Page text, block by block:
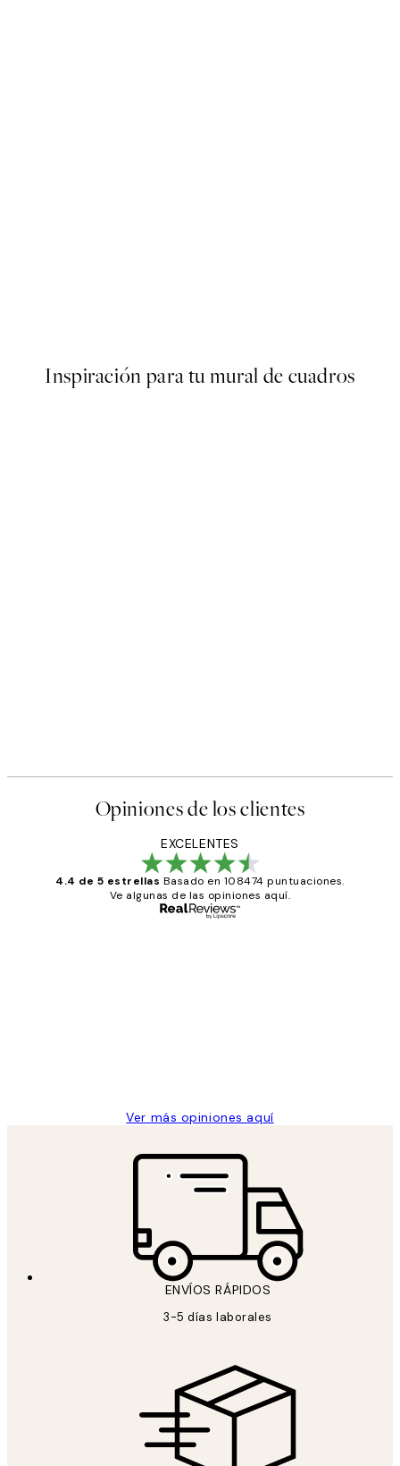
Inspiración para tu mural de cuadros
Opiniones de los clientes
EXCELENTES
4.4 de 5 estrellas Basado en 108474 puntuaciones.
Ve algunas de las opiniones aquí.
Ver más opiniones aquí
ENVÍOS RÁPIDOS
3-5 días laborales